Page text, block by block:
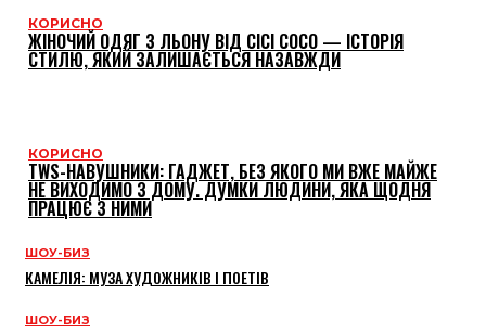
КОРИСНО
ЖІНОЧИЙ ОДЯГ З ЛЬОНУ ВІД CICI COCO — ІСТОРІЯ
СТИЛЮ, ЯКИЙ ЗАЛИШАЄТЬСЯ НАЗАВЖДИ
КОРИСНО
TWS-НАВУШНИКИ: ГАДЖЕТ, БЕЗ ЯКОГО МИ ВЖЕ МАЙЖЕ
НЕ ВИХОДИМО З ДОМУ. ДУМКИ ЛЮДИНИ, ЯКА ЩОДНЯ
ПРАЦЮЄ З НИМИ
ШОУ-БИЗ
КАМЕЛІЯ: МУЗА ХУДОЖНИКІВ І ПОЕТІВ
ШОУ-БИЗ